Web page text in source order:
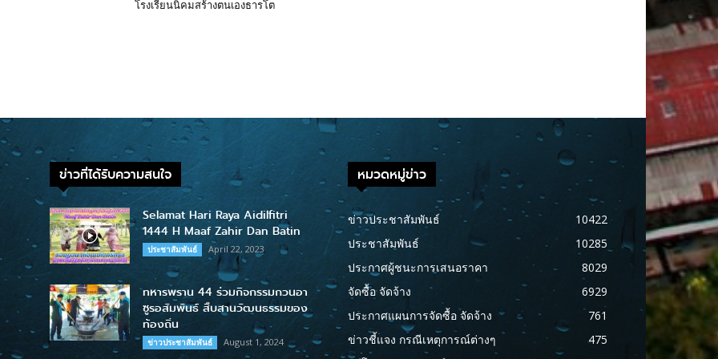
โรงเรียนนิคมสร้างตนเองธารโต
ข่าวที่ได้รับความสนใจ
Selamat Hari Raya Aidilfitri
1444 H Maaf Zahir Dan Batin
ประชาสัมพันธ์ April 22, 2023
ทหารพราน 44 ร่วมกิจกรรมกวนอา
ซูรอสัมพันธ์ สืบสานวัฒนธรรมของ
ท้องถิ่น
ข่าวประชาสัมพันธ์ August 1, 2024
หมวดหมู่ข่าว
ข่าวประชาสัมพันธ์
10422
ประชาสัมพันธ์
10285
ประกาศผู้ชนะการเสนอราคา
8029
จัดซื้อ จัดจ้าง
6929
ประกาศแผนการจัดซื้อ จัดจ้าง
761
ข่าวชี้แจง กรณีเหตุการณ์ต่างๆ
475